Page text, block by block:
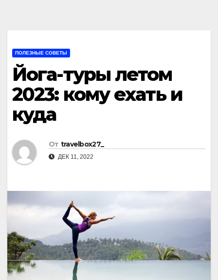
ПОЛЕЗНЫЕ СОВЕТЫ
Йога-туры летом
2023: кому ехать и
куда
От travelbox27_
ДЕК 11, 2022